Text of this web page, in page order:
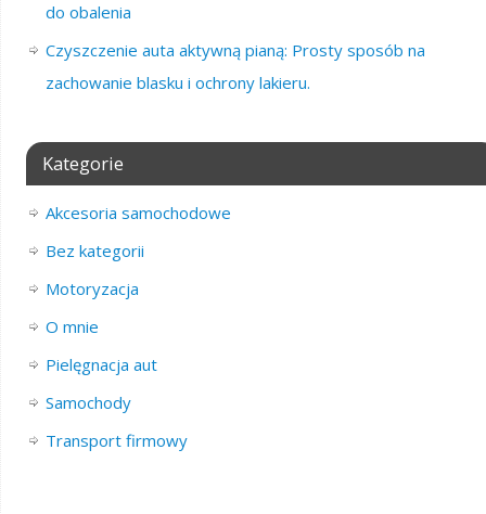
do obalenia
Czyszczenie auta aktywną pianą: Prosty sposób na
zachowanie blasku i ochrony lakieru.
Kategorie
Akcesoria samochodowe
Bez kategorii
Motoryzacja
O mnie
Pielęgnacja aut
Samochody
Transport firmowy